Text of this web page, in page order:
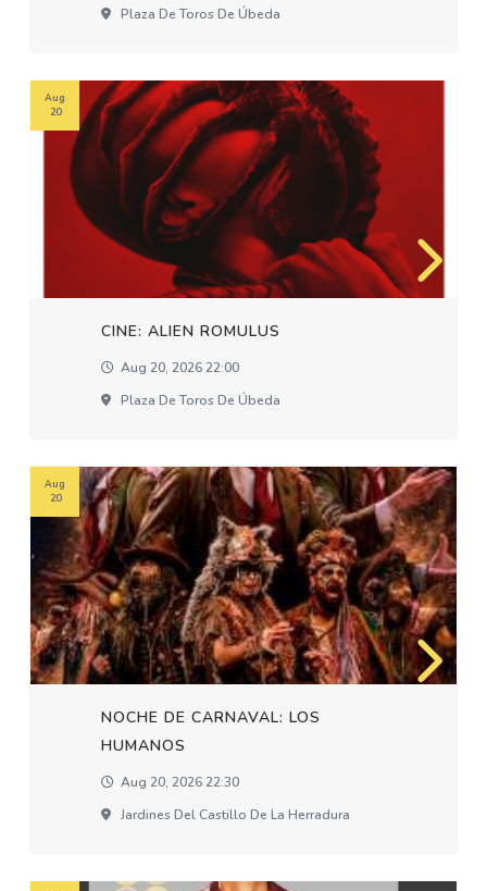
Plaza De Toros De Úbeda
CINE: ALIEN ROMULUS
Aug 20, 2026 22:00
Plaza De Toros De Úbeda
Aug
20
NOCHE DE CARNAVAL: LOS
HUMANOS
Aug 20, 2026 22:30
Jardines Del Castillo De La Herradura
Aug
20